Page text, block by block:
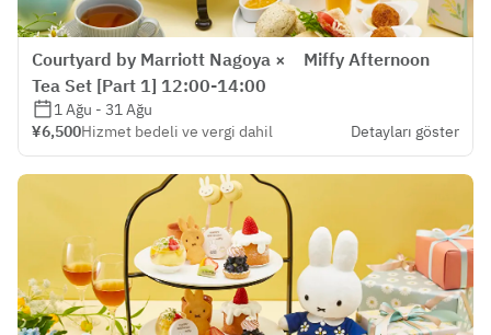
Courtyard by Marriott Nagoya × Miffy Afternoon
Tea Set [Part 1] 12:00-14:00
1 Ağu - 31 Ağu
¥6,500Hizmet bedeli ve vergi dahil Detayları göster